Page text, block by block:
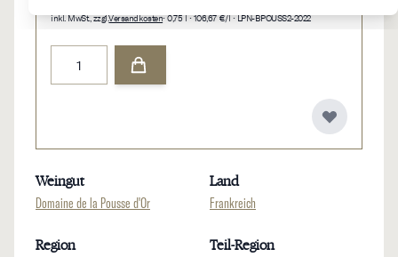
inkl. MwSt., zzgl.Versandkosten• 0,75 l • 106,67 €/l • LPN-BPOUSS2-2022
Weingut
Domaine de la Pousse d'Or
Land
Frankreich
Region Teil-Region